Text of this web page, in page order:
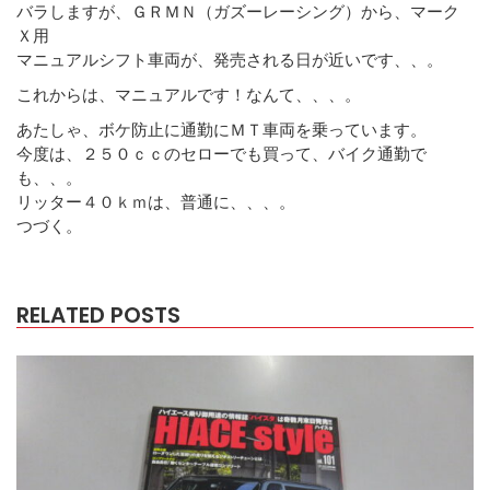
バラしますが、ＧＲＭＮ（ガズーレーシング）から、マーク
Ｘ用
マニュアルシフト車両が、発売される日が近いです、、。
これからは、マニュアルです！なんて、、、。
あたしゃ、ボケ防止に通勤にＭＴ車両を乗っています。
今度は、２５０ｃｃのセローでも買って、バイク通勤で
も、、。
リッター４０ｋｍは、普通に、、、。
つづく。
RELATED POSTS